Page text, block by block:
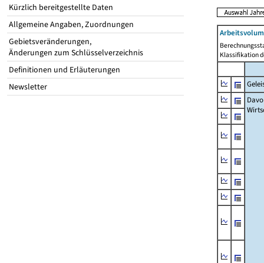
Kürzlich bereitgestellte Daten
Allgemeine Angaben, Zuordnungen
Gebietsveränderungen,
Änderungen zum Schlüsselverzeichnis
Definitionen und Erläuterungen
Newsletter
Klassifikation